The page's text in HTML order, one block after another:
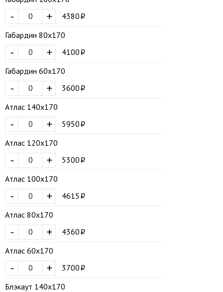
+
-
4380
Габардин 80х170
+
-
4100
Габардин 60х170
+
-
3600
Атлас 140х170
+
-
5950
Атлас 120х170
+
-
5300
Атлас 100х170
+
-
4615
Атлас 80х170
+
-
4360
Атлас 60х170
+
-
3700
Блэкаут 140х170